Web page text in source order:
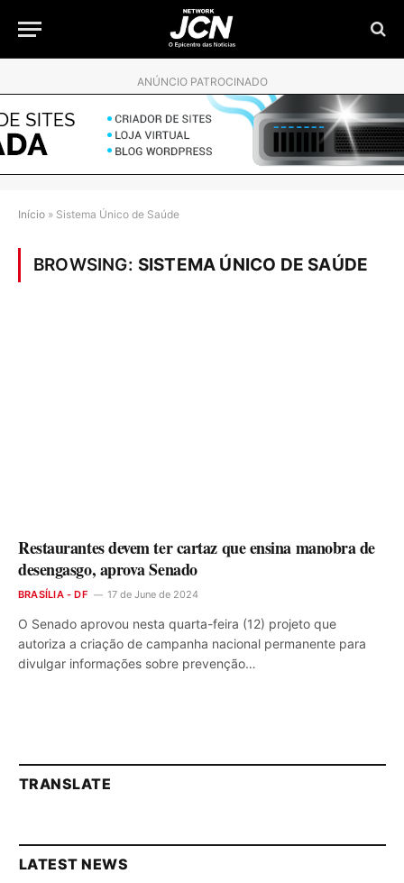
ANÚNCIO PATROCINADO
Início » Sistema Único de Saúde
BROWSING: SISTEMA ÚNICO DE SAÚDE
Restaurantes devem ter cartaz que ensina manobra de
desengasgo, aprova Senado
BRASÍLIA - DF 17 de June de 2024
O Senado aprovou nesta quarta-feira (12) projeto que
autoriza a criação de campanha nacional permanente para
divulgar informações sobre prevenção…
TRANSLATE
LATEST NEWS